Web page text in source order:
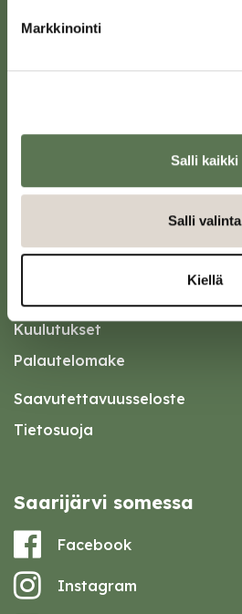
Markkinointi
Salli kaikki
Salli valinta
Kiellä
Karttapalvelu
Kuulutukset
Palautelomake
Saavutettavuusseloste
Tietosuoja
Saarijärvi somessa
Facebook
Instagram